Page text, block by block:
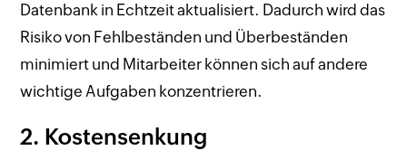
Datenbank in Echtzeit aktualisiert. Dadurch wird das
Risiko von Fehlbeständen und Überbeständen
minimiert und Mitarbeiter können sich auf andere
wichtige Aufgaben konzentrieren.
2. Kostensenkung